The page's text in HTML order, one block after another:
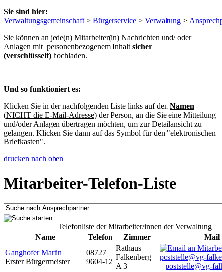
Sie sind hier:
Verwaltungsgemeinschaft > Bürgerservice > Verwaltung >
Sie können an jede(n) Mitarbeiter(in) Nachrichten und/ oder
Anlagen mit personenbezogenem Inhalt sicher
(verschlüsselt) hochladen.
Und so funktioniert es:
Klicken Sie in der nachfolgenden Liste links auf den Namen
(NICHT die E-Mail-Adresse) der Person, an die Sie eine Mitteilung
und/oder Anlagen übertragen möchten, um zur Detailansicht zu
gelangen. Klicken Sie dann auf das Symbol für den "elektronischen
Briefkasten".
drucken nach oben
Mitarbeiter-Telefon-Liste
Telefonliste der Mitarbeiter/innen der Verwaltung
Name
Telefon Zimmer
Mail
Ganghofer Martin
Erster Bürgermeister
08727
9604-12
Rathaus
Falkenberg
A 3
poststelle@vg-